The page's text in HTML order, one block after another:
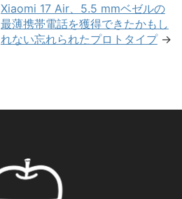
Xiaomi 17 Air、5.5 mmベゼルの
最薄携帯電話を獲得できたかもし
れない忘れられたプロトタイプ→